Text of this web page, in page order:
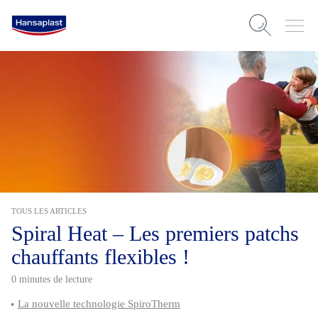
TOUS LES ARTICLES
Spiral Heat – Les premiers patchs
chauffants flexibles !
0 minutes de lecture
La nouvelle technologie SpiroTherm